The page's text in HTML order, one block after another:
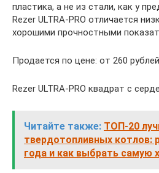
пластика, а не из стали, как у
Rezer ULTRA-PRO отличается
хорошими прочностными
Продается по цене: от 260
Rezer ULTRA-PRO квадрат с
Читайте также: ТОП-20
твердотопливных котлов:
года и как выбрать самую